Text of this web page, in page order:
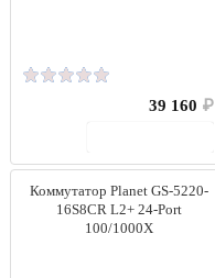
39 160 ₽
Коммутатор Planet GS-5220-
16S8CR L2+ 24-Port
100/1000X